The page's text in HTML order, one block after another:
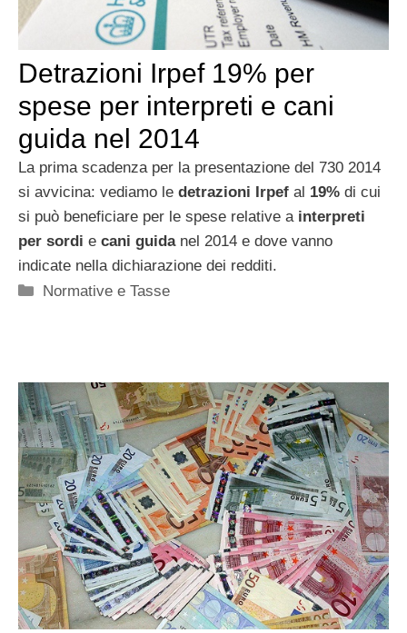
Detrazioni Irpef 19% per
spese per interpreti e cani
guida nel 2014
La prima scadenza per la presentazione del 730 2014
si avvicina: vediamo le detrazioni Irpef al 19% di cui
si può beneficiare per le spese relative a interpreti
per sordi e cani guidanel 2014 e dove vanno
indicate nella dichiarazione dei redditi.
Categorie
Normative e Tasse